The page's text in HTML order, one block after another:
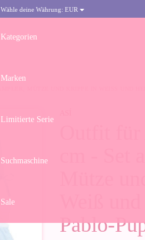
Wähle deine Währung: EUR
Kategorien
Marken
Limitierte Serie
Suchmaschine
Sale
Pablo-